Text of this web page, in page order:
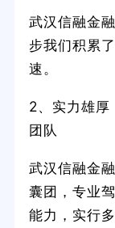
武汉信融金
步我们积累
速。
2、实力雄厚
团队
武汉信融金
囊团，专业
能力，实行